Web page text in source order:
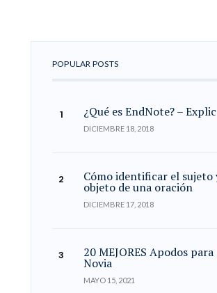
POPULAR POSTS
¿Qué es EndNote? –
DICIEMBRE 18, 2018
Cómo identificar el sujeto
objeto de una oración
DICIEMBRE 17, 2018
20 MEJORES Apodos
Novia
MAYO 15, 2021